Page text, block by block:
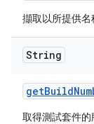
擷取以所提供名
String
getBuild
取得測試套件的